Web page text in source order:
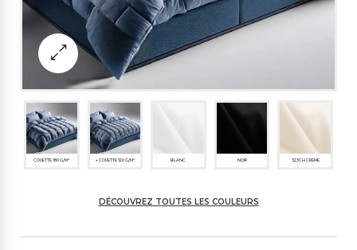
COUETTE 180 G/M² + COUETTE 120 G/M² BLANC NOIR 323CH CRÈME
DÉCOUVREZ TOUTES LES COULEURS